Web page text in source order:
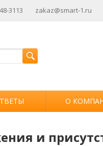
3113 zakaz@smart-1.ru
О
и